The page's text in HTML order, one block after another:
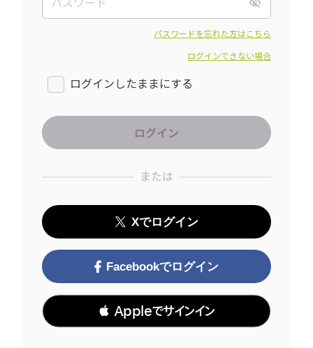
パスワードを忘れた方はこちら
ログインできない場合
ログインしたままにする
または
Xでログイン
Facebookでログイン
 Appleでサインイン